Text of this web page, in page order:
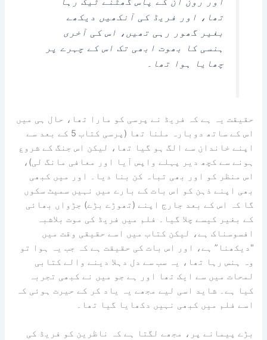
تھا، اور فریڈ کی آنکھیں دیکھے
بغیر گھور رہی تھیں، اس کی آخری
ہنسی کا بھوت ابھی تک اس کے چہرے پر
چھایا ہوا تھا۔
حقیقت یہ ہے کہ فریڈ نے پرسی کو مارا تھا، حال ہی میں
اس کے ساتھ دوبارہ ملنا تھا (پرسی کتاب 5 کے بعد سے
اپنے خاندان سے الگ ہو گیا تھا، لیکن اس جنگ کے شروع
ہونے سے کچھ دیر پہلے واپس آیا اور معافی مانگ لی)،
اس منظر کو اور بھی تباہ کن بنا دیا۔ اور میں کبھی
بھی اپنے ذہن کو اس بات کے بارے میں نہیں سمیٹ سکوں
گا کہ اس کے بعد جارج اپنے (تھوڑے بڑے) جڑواں بھائی
کے بغیر کیسے چلا گیا۔ فلم میں فریڈ کی موت بلاشبہ
افسوسناک ہے، لیکن کتاب میں اسے حقیقی وقت میں
"دیکھنا” ہے، اور اس بات کی حقیقت ہے کہ جب یہ ہوا تو
وہ ہنس رہا تھا، یہ سب سے دل دہلا دینے والے کتابی
لمحات میں سے ایک تھا اور ہے جو میں نے کبھی تجربہ
کیا ہے۔ شاید اسی لیے مجھے یہ یاد کر کے حیرت ہوئی کہ
اسے فلم میں کبھی نہیں دکھایا گیا تھا۔
بڑے پیمانے پر، مجھے لگتا ہے کہ ناظرین کو فریڈ کی